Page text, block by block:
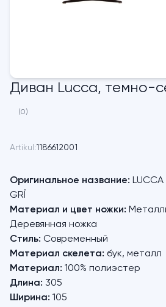
Диван Lucca, темно-
(0)
Artikul:1186612001
Оригинальное название: LUCCA
GRİ
Материал и цвет ножки:
Деревянная ножка
Стиль: Современный
Материал скелета: бук, металл
Материал: 100% полиэстер
Длина: 305
Ширина: 105